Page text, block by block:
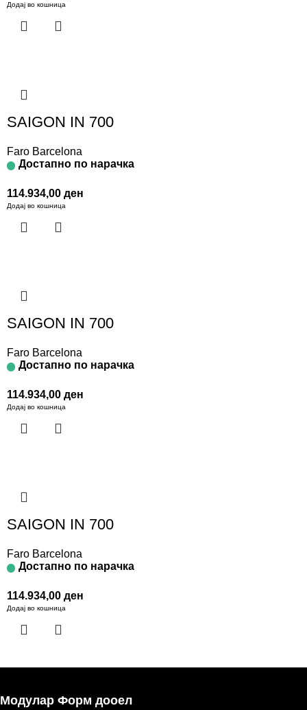
Додај во кошница
SAIGON IN 700
Faro Barcelona
Достапно по нарачка
114.934,00 ден
Додај во кошница
SAIGON IN 700
Faro Barcelona
Достапно по нарачка
114.934,00 ден
Додај во кошница
SAIGON IN 700
Faro Barcelona
Достапно по нарачка
114.934,00 ден
Додај во кошница
Модулар Форм дооел